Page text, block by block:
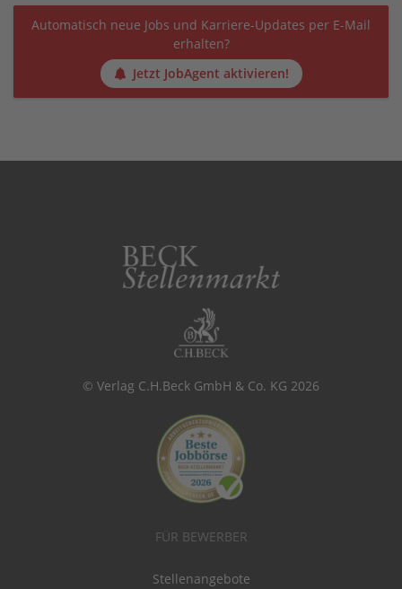
Automatisch neue Jobs und Karriere-Updates per E-Mail
erhalten?
Jetzt JobAgent aktivieren!
© Verlag C.H.Beck GmbH & Co. KG 2026
FÜR BEWERBER
Stellenangebote